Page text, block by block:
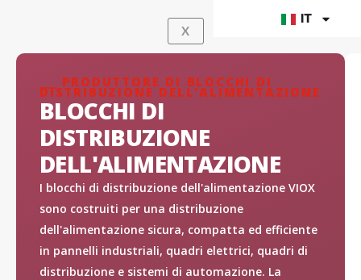
contenuto
X
IT
⎯⎯ PRODUTTORE DI BLOCCHI DI
DISTRIBUZIONE DELL'ALIMENTAZIONE
BLOCCHI DI
DISTRIBUZIONE
DELL'ALIMENTAZIONE
I blocchi di distribuzione dell'alimentazione VIOX
sono costruiti per una distribuzione
dell'alimentazione sicura, compatta ed efficiente
in pannelli industriali, quadri elettrici, quadri di
distribuzione e sistemi di automazione. La